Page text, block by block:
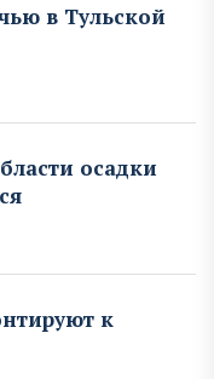
в Тульской
осадки
к